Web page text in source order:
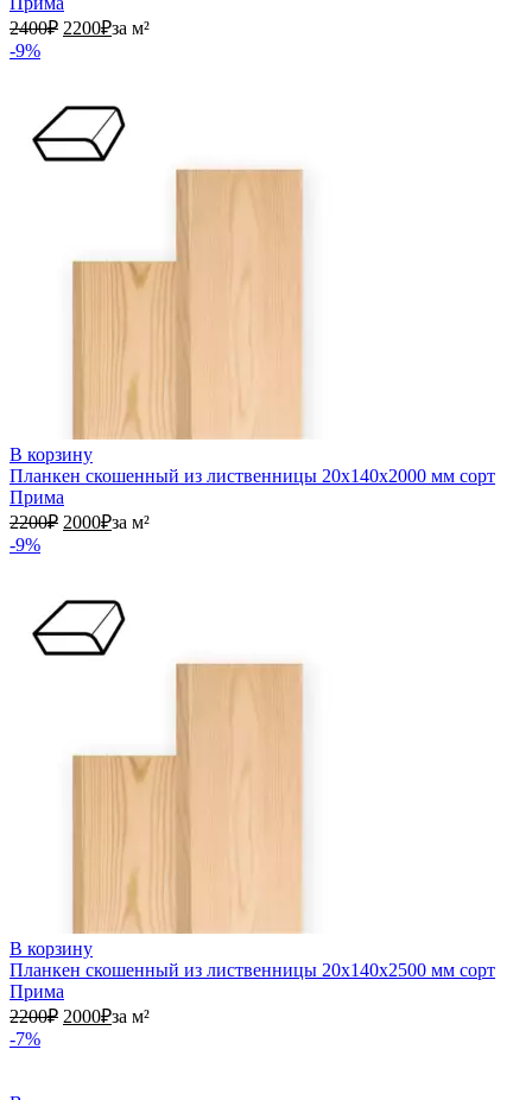
2400₽ 2400₽.
2200₽2200₽.
за м²
-9%
В корзину
Планкен скошенный из лиственницы 20х140х2000 мм сорт
Прима
2200₽ 2200₽.
2000₽2000₽.
за м²
-9%
В корзину
Планкен скошенный из лиственницы 20х140х2500 мм сорт
Прима
2200₽ 2200₽.
2000₽2000₽.
за м²
-7%